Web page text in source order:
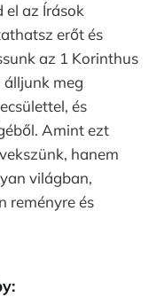
az Írások
erőt és
az 1 Korinthus
álljunk meg
és
Amint ezt
hanem
világban,
reményre és